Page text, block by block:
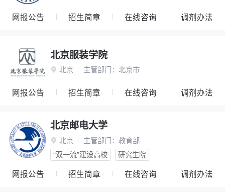
网报公告 招生简章 在线咨询 调剂办法
北京服装学院
 北京 主管部门： 北京市
网报公告 招生简章 在线咨询 调剂办法
北京邮电大学
 北京 主管部门： 教育部
“双一流”建设高校
研究生院
网报公告 招生简章 在线咨询 调剂办法